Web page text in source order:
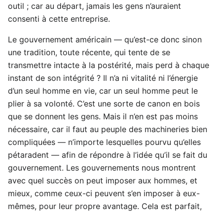
outil ; car au départ, jamais les gens n’auraient
consenti à cette entreprise.
Le gouvernement américain — qu’est-ce donc sinon
une tradition, toute récente, qui tente de se
transmettre intacte à la postérité, mais perd à chaque
instant de son intégrité ? Il n’a ni vitalité ni l’énergie
d’un seul homme en vie, car un seul homme peut le
plier à sa volonté. C’est une sorte de canon en bois
que se donnent les gens. Mais il n’en est pas moins
nécessaire, car il faut au peuple des machineries bien
compliquées — n’importe lesquelles pourvu qu’elles
pétaradent — afin de répondre à l’idée qu’il se fait du
gouvernement. Les gouvernements nous montrent
avec quel succès on peut imposer aux hommes, et
mieux, comme ceux-ci peuvent s’en imposer à eux-
mêmes, pour leur propre avantage. Cela est parfait,